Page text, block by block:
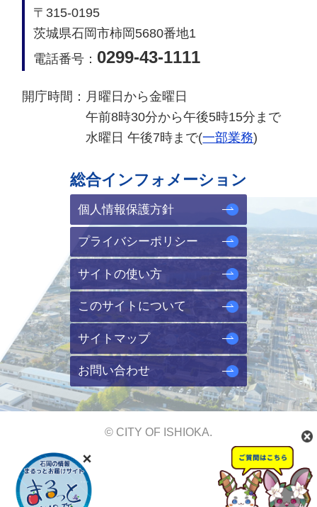
〒315-0195
茨城県石岡市柿岡5680番地1
電話番号： 0299-43-1111
開庁時間： 月曜日から金曜日
午前8時30分から午後5時15分まで
水曜日 午後7時まで(一部業務)
総合インフォメーション
個人情報保護方針
プライバシーポリシー
サイトの使い方
このサイトについて
サイトマップ
お問い合わせ
© CITY OF ISHIOKA.